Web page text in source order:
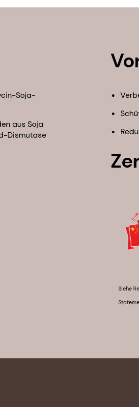
Soja-
aus Soja
Dismutase
Siehe